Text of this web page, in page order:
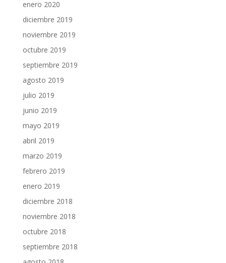
enero 2020
diciembre 2019
noviembre 2019
octubre 2019
septiembre 2019
agosto 2019
julio 2019
junio 2019
mayo 2019
abril 2019
marzo 2019
febrero 2019
enero 2019
diciembre 2018
noviembre 2018
octubre 2018
septiembre 2018